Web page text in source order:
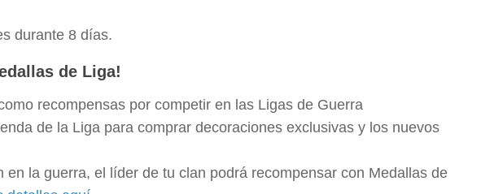
durante 8 días.
de Liga!
recompensas por competir en las Ligas de Guerra
de la Liga para comprar decoraciones exclusivas y los nuevos
la guerra, el líder de tu clan podrá recompensar con Medallas de